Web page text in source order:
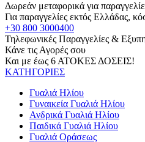
Δωρεάν μεταφορικά για
Για παραγγελίες εκτός Ελλάδας,
+30 800 3000400
Τηλεφωνικές Παραγγελίες &
Κάνε τις Αγορές σου
Και με έως 6 ΑΤΟΚΕΣ ΔΟΣΕΙΣ!
ΚΑΤΗΓΟΡΙΕΣ
Γυαλιά Ηλίου
Γυναικεία Γυαλιά Ηλίου
Ανδρικά Γυαλιά Ηλίου
Παιδικά Γυαλιά Ηλίου
Γυαλιά Οράσεως